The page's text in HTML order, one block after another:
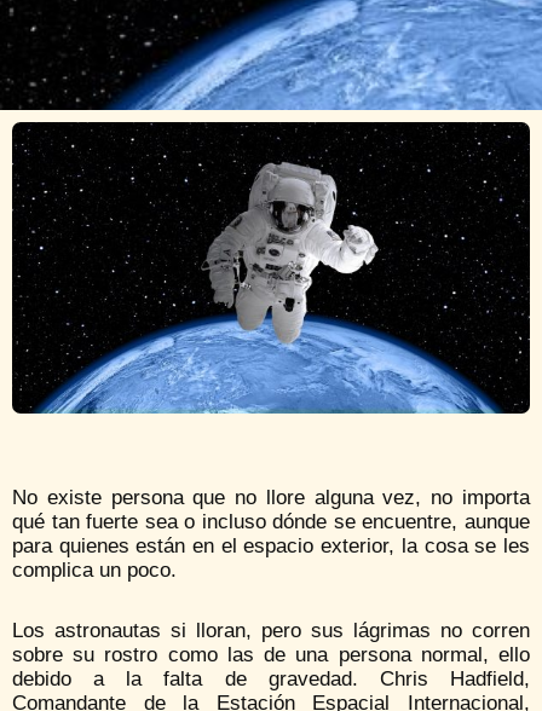
No existe persona que no llore alguna vez, no importa
qué tan fuerte sea o incluso dónde se encuentre, aunque
para quienes están en el espacio exterior, la cosa se les
complica un poco.
Los astronautas si lloran, pero sus lágrimas no corren
sobre su rostro como las de una persona normal, ello
debido a la falta de gravedad. Chris Hadfield,
Comandante de la Estación Espacial Internacional,